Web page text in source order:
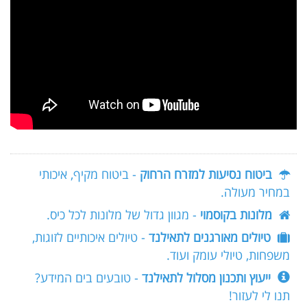
ביטוח נסיעות למזרח הרחוק - ביטוח מקיף, איכותי
במחיר מעולה.
מלונות בקוסמוי - מגוון גדול של מלונות לכל כיס.
טיולים מאורגנים לתאילנד - טיולים איכותיים לזוגות,
משפחות, טיולי עומק ועוד.
ייעוץ ותכנון מסלול לתאילנד - טובעים בים המידע?
תנו לי לעזור!